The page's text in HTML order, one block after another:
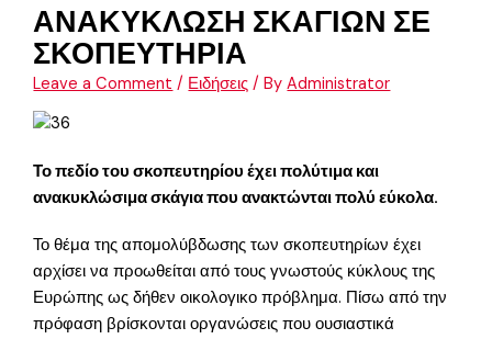
ΑΝΑΚΥΚΛΩΣΗ ΣΚΑΓΙΩΝ ΣΕ
ΣΚΟΠΕΥΤΗΡΙΑ
Leave a Comment / Ειδήσεις / ByAdministrator
Το πεδίο του σκοπευτηρίου έχει πολύτιμα και
ανακυκλώσιμα σκάγια που ανακτώνται πολύ εύκολα.
Το θέμα της απομολύβδωσης των σκοπευτηρίων έχει
αρχίσει να προωθείται από τους γνωστούς κύκλους της
Ευρώπης ως δήθεν οικολογικο πρόβλημα. Πίσω από την
πρόφαση βρίσκονται οργανώσεις που ουσιαστικά